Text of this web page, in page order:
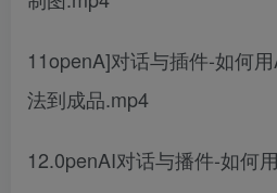
11openA]对话与插件-如何
法到成品.mp4
12.0penAI对话与播件-如何